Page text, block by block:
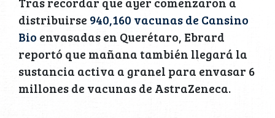
distribuirse 940,160 vacunas de Cansino
Bio envasadas en Querétaro, Ebrard
reportó que mañana también llegará la
sustancia activa a granel para envasar 6
millones de vacunas de AstraZeneca.